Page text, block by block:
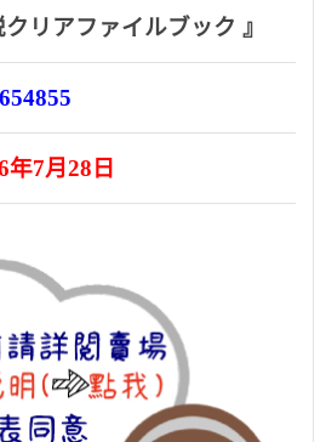
クリアファイルブック 』
年7月28日